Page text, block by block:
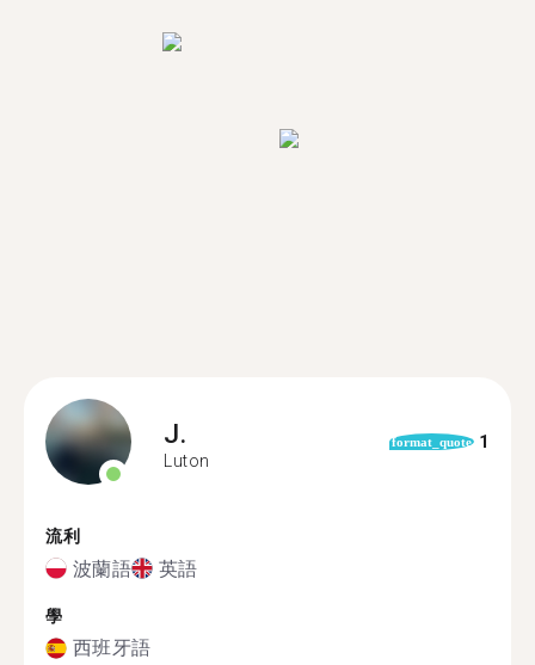
J.
Luton
format_quote 1
流利
波蘭語 英語
學
西班牙語